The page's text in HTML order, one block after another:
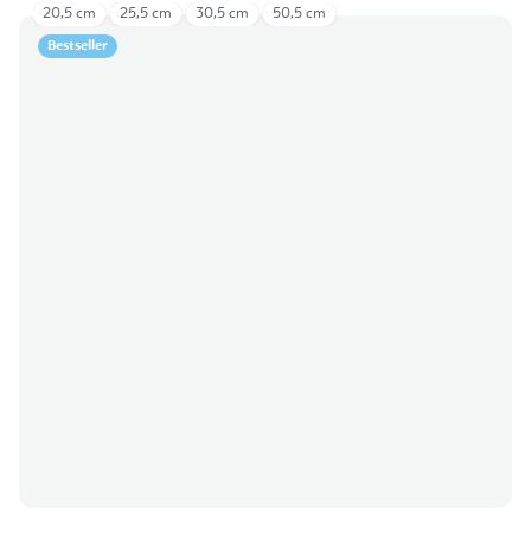
Bestseller
20,5 cm 25,5 cm 30,5 cm 50,5 cm